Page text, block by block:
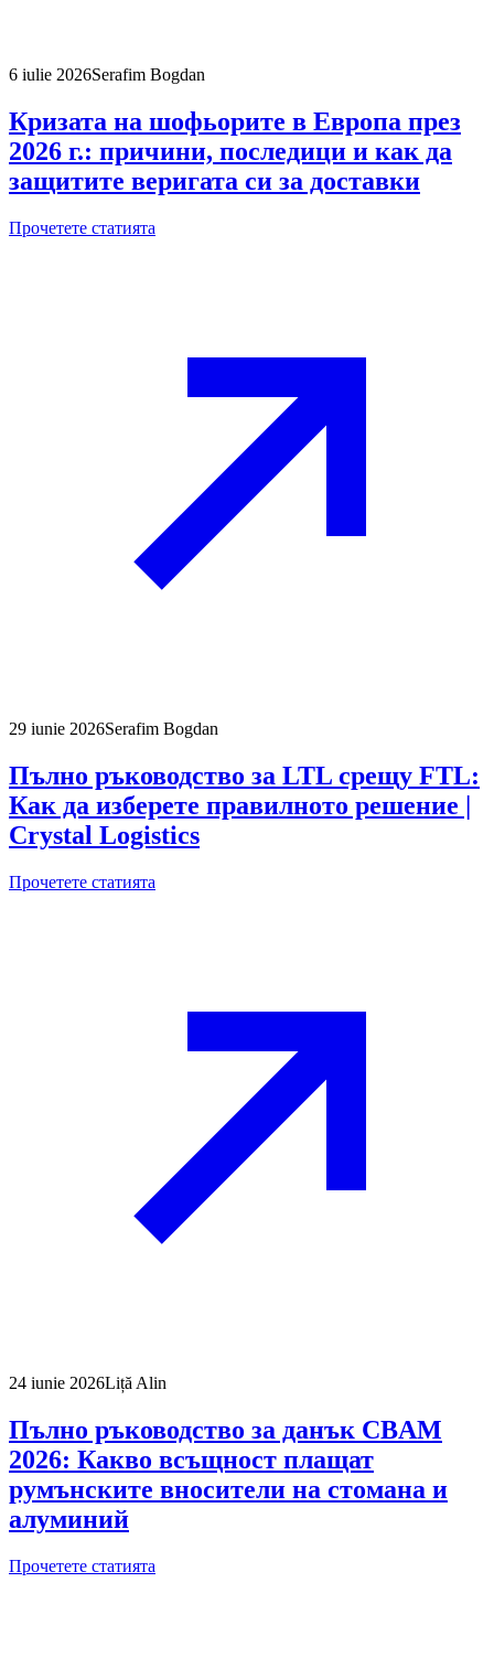
6 iulie 2026Serafim Bogdan
Кризата на шофьорите в Европа през
2026 г.: причини, последици и как да
защитите веригата си за доставки
Прочетете статията
29 iunie 2026Serafim Bogdan
Пълно ръководство за LTL срещу FTL:
Как да изберете правилното решение |
Crystal Logistics
Прочетете статията
24 iunie 2026Liță Alin
Пълно ръководство за данък CBAM
2026: Какво всъщност плащат
румънските вносители на стомана и
алуминий
Прочетете статията